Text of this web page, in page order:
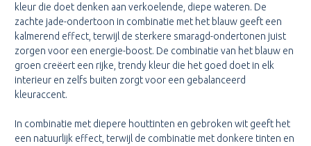
kleur die doet denken aan verkoelende, diepe wateren. De
zachte jade-ondertoon in combinatie met het blauw geeft een
kalmerend effect, terwijl de sterkere smaragd-ondertonen juist
zorgen voor een energie-boost. De combinatie van het blauw en
groen creëert een rijke, trendy kleur die het goed doet in elk
interieur en zelfs buiten zorgt voor een gebalanceerd
kleuraccent.
In combinatie met diepere houttinten en gebroken wit geeft het
een natuurlijk effect, terwijl de combinatie met donkere tinten en